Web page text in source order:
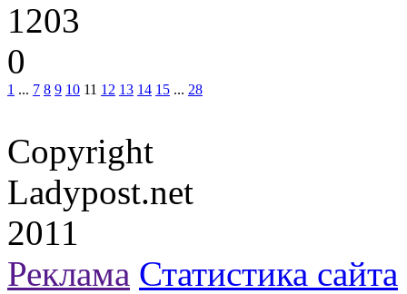
1203
0
1 ... 7 8 9 10 11 12 13 14 15 ... 28
Copyright
Ladypost.net
2011
Реклама Статистика сайта